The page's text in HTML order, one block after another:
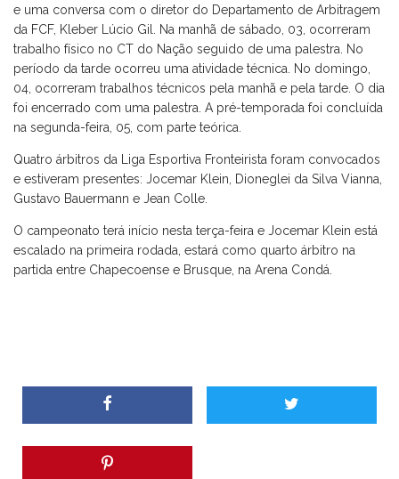
e uma conversa com o diretor do Departamento de Arbitragem
da FCF, Kleber Lúcio Gil. Na manhã de sábado, 03, ocorreram
trabalho físico no CT do Nação seguido de uma palestra. No
período da tarde ocorreu uma atividade técnica. No domingo,
04, ocorreram trabalhos técnicos pela manhã e pela tarde. O dia
foi encerrado com uma palestra. A pré-temporada foi concluída
na segunda-feira, 05, com parte teórica.
Quatro árbitros da Liga Esportiva Fronteirista foram convocados
e estiveram presentes: Jocemar Klein, Dioneglei da Silva Vianna,
Gustavo Bauermann e Jean Colle.
O campeonato terá início nesta terça-feira e Jocemar Klein está
escalado na primeira rodada, estará como quarto árbitro na
partida entre Chapecoense e Brusque, na Arena Condá.